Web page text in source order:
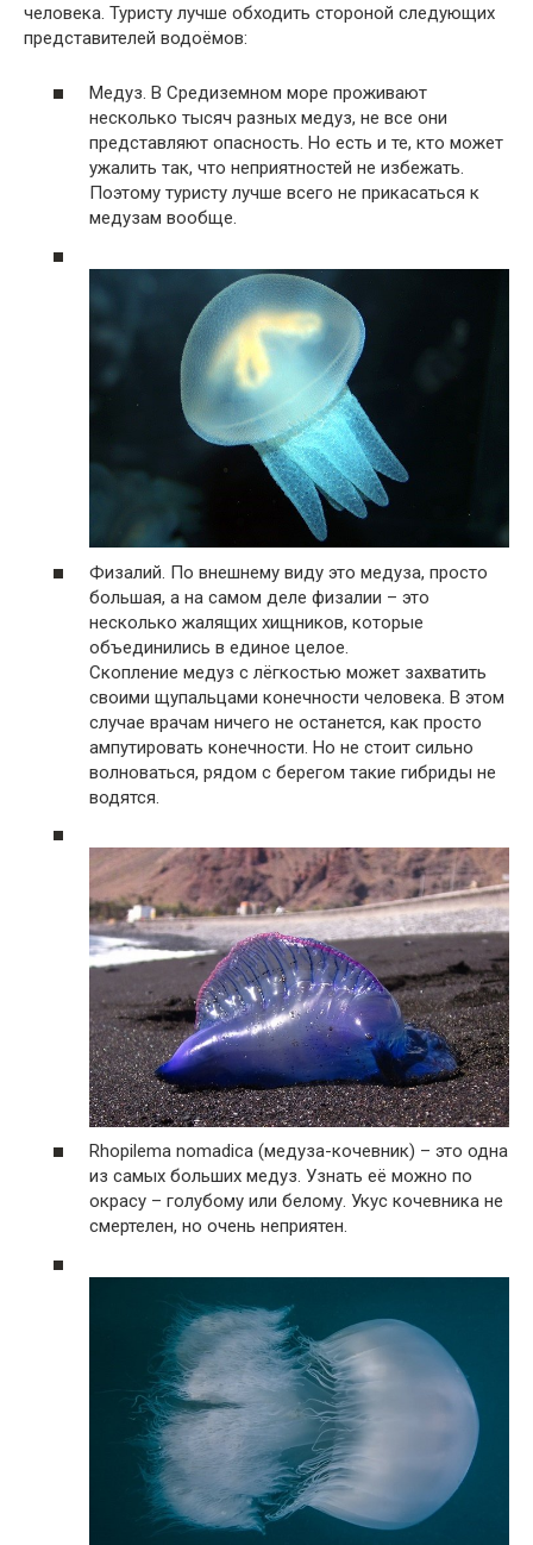
человека. Туристу лучше обходить стороной следующих
представителей водоёмов:
Медуз. В Средиземном море проживают
несколько тысяч разных медуз, не все они
представляют опасность. Но есть и те, кто может
ужалить так, что неприятностей не избежать.
Поэтому туристу лучше всего не прикасаться к
медузам вообще.
Физалий. По внешнему виду это медуза, просто
большая, а на самом деле физалии – это
несколько жалящих хищников, которые
объединились в единое целое.
Скопление медуз с лёгкостью может захватить
своими щупальцами конечности человека. В этом
случае врачам ничего не останется, как просто
ампутировать конечности. Но не стоит сильно
волноваться, рядом с берегом такие гибриды не
водятся.
Rhopilema nomadica (медуза-кочевник) – это одна
из самых больших медуз. Узнать её можно по
окрасу – голубому или белому. Укус кочевника не
смертелен, но очень неприятен.